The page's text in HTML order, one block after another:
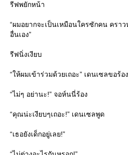
รีฟพยักหน้า
“ผมอยากจะเป็นเหมือนใครซักคน ครา
อื่นเอง”
รีฟนิ่งเงียบ
“ให้ผมเข้าร่วมด้วยเถอะ” เดนเซลขอร้อง
“ไม่ๆ อย่านะ!” จอห์นนี่ร้อง
“คุณน่ะเงียบๆเถอะ!” เดนเซลพูด
“เธอยังเด็กอยู่เลย!”